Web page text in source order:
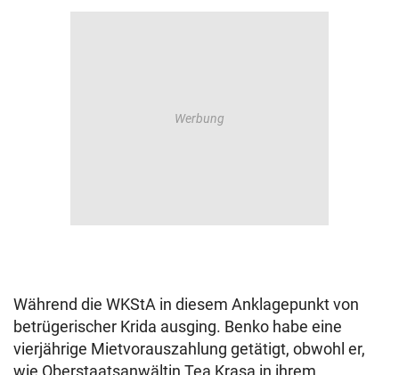
Während die WKStA in diesem Anklagepunkt von
betrügerischer Krida ausging. Benko habe eine
vierjährige Mietvorauszahlung getätigt, obwohl er,
wie Oberstaatsanwältin Tea Krasa in ihrem